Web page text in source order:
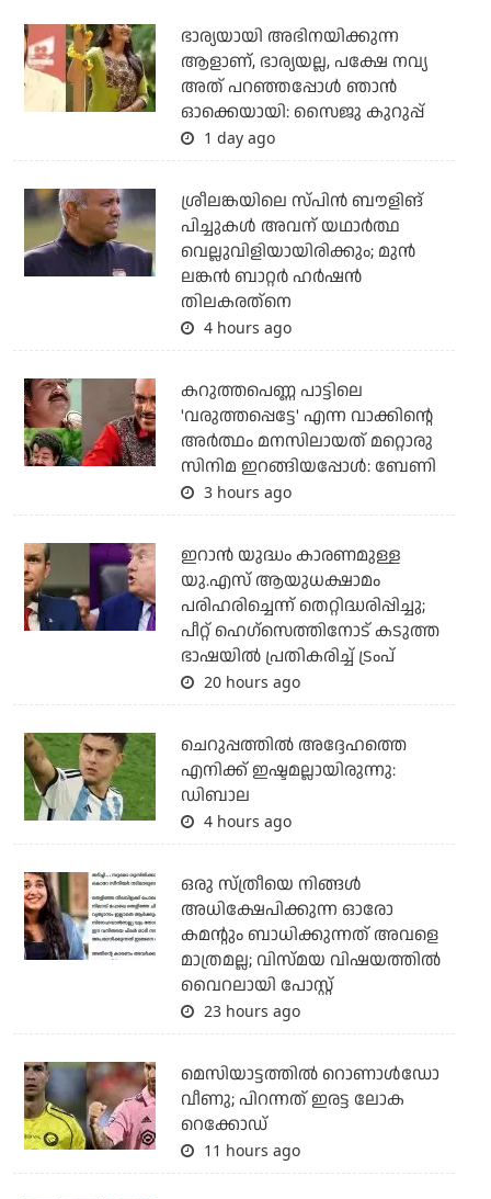
ഭാര്യയായി അഭിനയിക്കുന്ന
ആളാണ്, ഭാര്യയല്ല, പക്ഷേ നവ്യ
അത് പറഞ്ഞപ്പോള്‍ ഞാന്‍
ഓക്കെയായി: സൈജു കുറുപ്പ്
1 day ago
ശ്രീലങ്കയിലെ സ്പിന്‍ ബൗളിങ്
പിച്ചുകള്‍ അവന് യഥാര്‍ത്ഥ
വെല്ലുവിളിയായിരിക്കും; മുന്‍
ലങ്കന്‍ ബാറ്റര്‍ ഹര്‍ഷന്‍
തിലകരത്‌നെ
4 hours ago
കറുത്തപെണ്ണ പാട്ടിലെ
'വരുത്തപ്പെട്ടേ' എന്ന വാക്കിന്റെ
അർത്ഥം മനസിലായത് മറ്റൊരു
സിനിമ ഇറങ്ങിയപ്പോൾ: ബേണി
3 hours ago
ഇറാന്‍ യുദ്ധം കാരണമുള്ള
യു.എസ് ആയുധക്ഷാമം
പരിഹരിച്ചെന്ന് തെറ്റിദ്ധരിപ്പിച്ചു;
പീറ്റ് ഹെഗ്‌സെത്തിനോട് കടുത്ത
ഭാഷയില്‍ പ്രതികരിച്ച് ട്രംപ്
20 hours ago
ചെറുപ്പത്തില്‍ അദ്ദേഹത്തെ
എനിക്ക് ഇഷ്ടമല്ലായിരുന്നു:
ഡിബാല
4 hours ago
ഒരു സ്ത്രീയെ നിങ്ങള്‍
അധിക്ഷേപിക്കുന്ന ഓരോ
കമന്റും ബാധിക്കുന്നത് അവളെ
മാത്രമല്ല; വിസ്മയ വിഷയത്തില്‍
വൈറലായി പോസ്റ്റ്
23 hours ago
മെസിയാട്ടത്തില്‍ റൊണാള്‍ഡോ
വീണു; പിറന്നത് ഇരട്ട ലോക
റെക്കോഡ്
11 hours ago